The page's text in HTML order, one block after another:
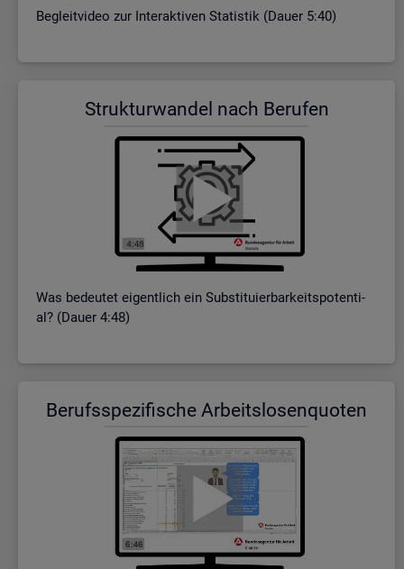
Be­gleit­vi­deo zur In­ter­ak­ti­ven Sta­tis­tik (Dauer 5:40)
Struk­tur­wan­del nach Be­ru­fen
Was be­deu­tet ei­gent­lich ein Sub­sti­tu­ier­bar­keits­po­ten­ti­
al? (Dauer 4:48)
Be­rufs­spe­zi­fi­sche Ar­beits­lo­sen­quo­ten